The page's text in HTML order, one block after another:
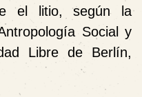
el litio, según la
Social y
Libre de Berlín,